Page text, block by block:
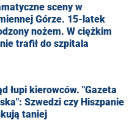
sceny w
Górze. 15-latek
nożem. W ciężkim
trafił do szpitala
łupi kierowców. "Gazeta
Szwedzi czy Hiszpanie
taniej